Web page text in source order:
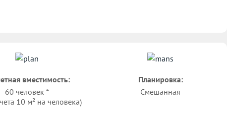
вместимость:
60 человек *
10 м² на человека)
Планировка:
Смешанная